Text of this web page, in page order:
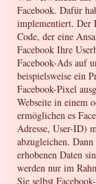
Facebook. Dafür
implementiert. Der
Code, der eine
Facebook Ihre
Facebook-Ads auf
beispielsweise ein
Facebook-Pixel
Webseite in einem
ermöglichen es
Adresse, User-ID)
abzugleichen.
erhobenen Daten
werden nur im
Sie selbst